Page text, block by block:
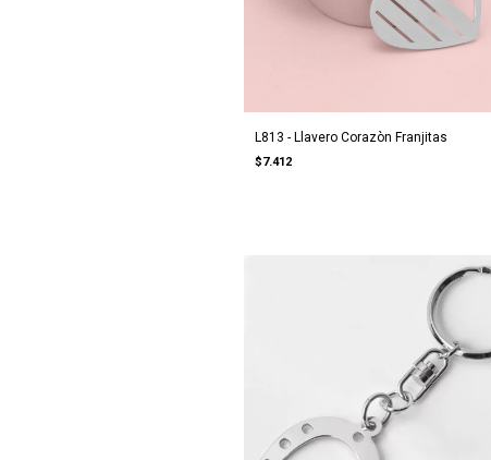
L813 - Llavero Corazòn Franjitas
$7.412